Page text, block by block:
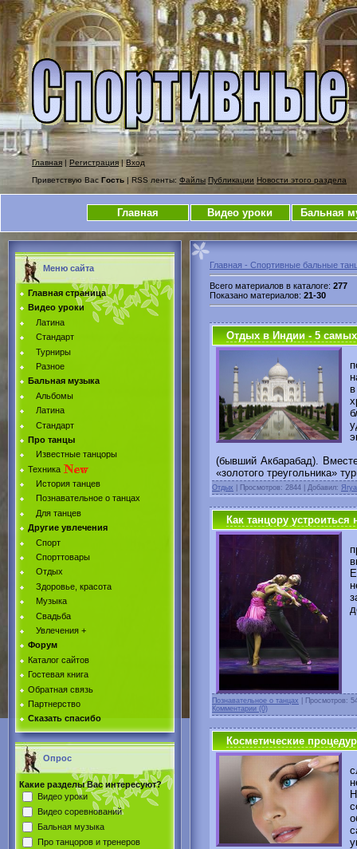
Главная | Регистрация | Вход
Приветствую Вас Гость | RSS ленты: Файлы Публикации Новости этого раздела
Главная Видео уроки Бальная
Меню сайта
Главная страница
Видео уроки
Латина
Стандарт
Турниры
Разное
Бальная музыка
Альбомы
Латина
Стандарт
Про танцы
Известные танцоры
Техника
История танцев
Познавательное о танцах
Для танцев
Другие увлечения
Спорт
Спорттовары
Отдых
Здоровье, красота
Музыка
Свадьба
Увлечения +
Форум
Каталог сайтов
Гостевая книга
Обратная связь
Партнерство
Сказать спасибо
Опрос
Какие разделы Вас интересуют?
Видео уроки
Видео соревнований
Бальная музыка
Про танцоров и тренеров
Главная - Спортивные бальные
Всего материалов в каталоге: 277
Показано материалов: 21-30
Отдых в Индии - 5
(бывший Акбарабад).
«золотого треугольника»
Отдых Просмотров: 2844 | Добавил:
Как танцору устроиться
Познавательное о танцах
Просмотров:
Комментарии (0)
Косметические